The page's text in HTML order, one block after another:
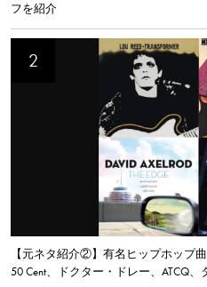
フを紹介
【元ネタ紹介②】有名ヒップホップ
50 Cent、ドクター・ドレー、ATCQ